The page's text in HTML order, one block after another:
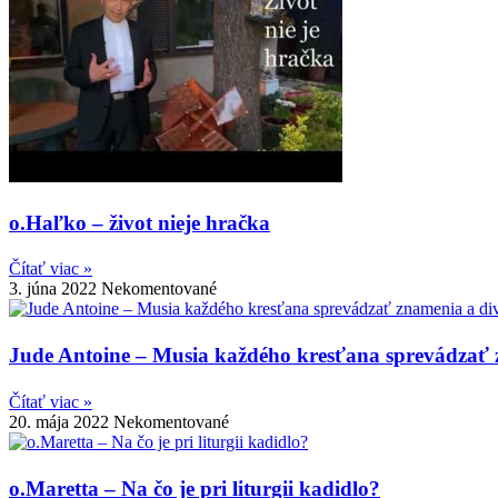
o.Haľko – život nieje hračka
Čítať viac »
3. júna 2022 Nekomentované
Jude Antoine – Musia každého kresťana sprevádzať
Čítať viac »
20. mája 2022 Nekomentované
o.Maretta – Na čo je pri liturgii kadidlo?